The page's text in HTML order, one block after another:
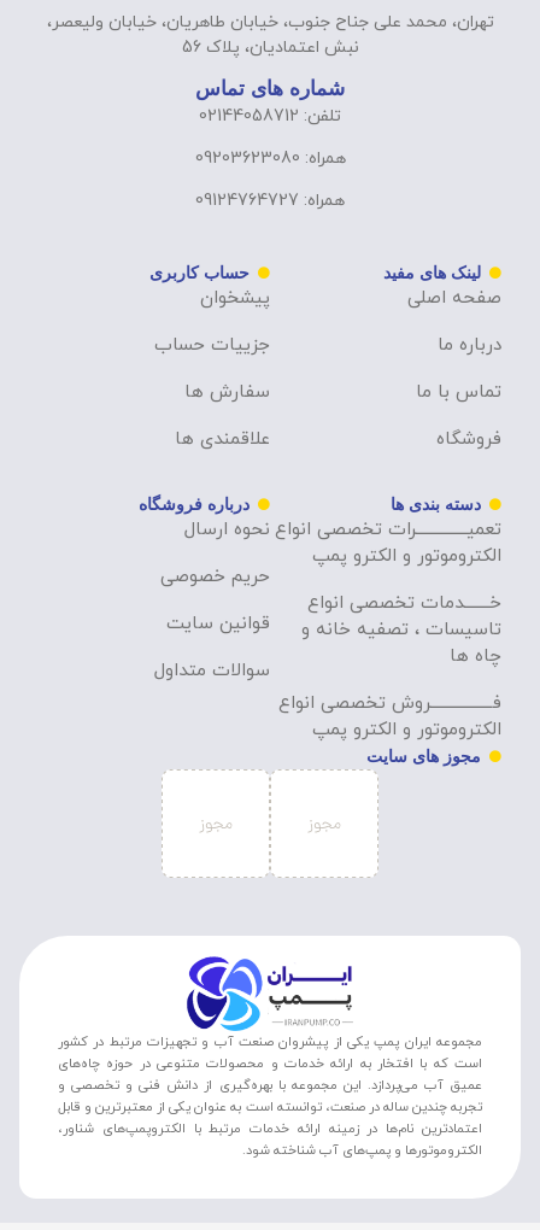
تهران، محمد علی جناح جنوب، خیابان طاهریان، خیابان ولیعصر،
نبش اعتمادیان، پلاک 56
شماره های تماس
تلفن: 02144058712
همراه: 09203623080
همراه: 09124764727
لینک های مفید
صفحه اصلی
درباره ما
تماس با ما
فروشگاه
حساب کاربری
پیشخوان
جزییات حساب
سفارش ها
علاقمندی ها
دسته بندی ها
تعمیــــــــــــــرات تخصصی انواع
الکتروموتور و الکترو پمپ
خـــــــدمات تخصصی انواع
تاسیسات ، تصفیه خانه و
چاه ها
فـــــــــــــــــروش تخصصی انواع
الکتروموتور و الکترو پمپ
درباره فروشگاه
نحوه ارسال
حریم خصوصی
قوانین سایت
سوالات متداول
مجوز های سایت
مجموعه ایران پمپ یکی از پیشروان صنعت آب و تجهیزات مرتبط در کشور
است که با افتخار به ارائه خدمات و محصولات متنوعی در حوزه چاه‌های
عمیق آب می‌پردازد. این مجموعه با بهره‌گیری از دانش فنی و تخصصی و
تجربه چندین ساله در صنعت، توانسته است به عنوان یکی از معتبرترین و قابل
اعتمادترین نام‌ها در زمینه ارائه خدمات مرتبط با الکتروپمپ‌های شناور،
الکتروموتورها و پمپ‌های آب شناخته شود.